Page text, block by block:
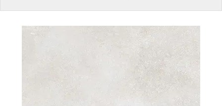
КІРІҢІЗ